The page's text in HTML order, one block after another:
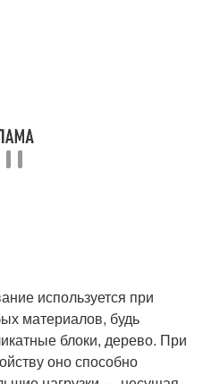
используется при
материалов, будь
блоки, дерево. При
оно способно